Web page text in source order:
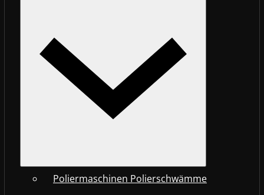
Poliermaschinen Polierschwämme